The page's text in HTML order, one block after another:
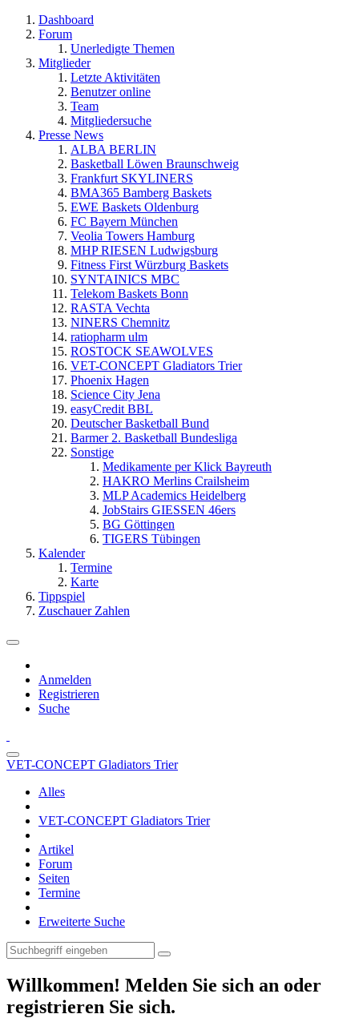
Dashboard
Forum
Unerledigte Themen
Mitglieder
Letzte Aktivitäten
Benutzer online
Team
Mitgliedersuche
Presse News
ALBA BERLIN
Basketball Löwen Braunschweig
Frankfurt SKYLINERS
BMA365 Bamberg Baskets
EWE Baskets Oldenburg
FC Bayern München
Veolia Towers Hamburg
MHP RIESEN Ludwigsburg
Fitness First Würzburg Baskets
SYNTAINICS MBC
Telekom Baskets Bonn
RASTA Vechta
NINERS Chemnitz
ratiopharm ulm
ROSTOCK SEAWOLVES
VET-CONCEPT Gladiators Trier
Phoenix Hagen
Science City Jena
easyCredit BBL
Deutscher Basketball Bund
Barmer 2. Basketball Bundesliga
Sonstige
Medikamente per Klick Bayreuth
HAKRO Merlins Crailsheim
MLP Academics Heidelberg
JobStairs GIESSEN 46ers
BG Göttingen
TIGERS Tübingen
Kalender
Termine
Karte
Tippspiel
Zuschauer Zahlen
Anmelden
Registrieren
Suche
VET-CONCEPT Gladiators Trier
Alles
VET-CONCEPT Gladiators Trier
Artikel
Forum
Seiten
Termine
Erweiterte Suche
Willkommen! Melden Sie sich an oder
registrieren Sie sich.